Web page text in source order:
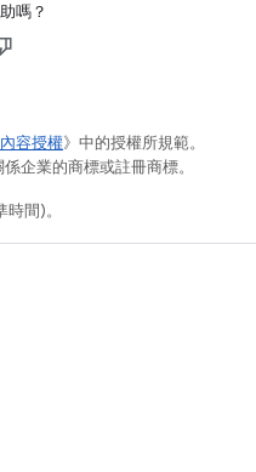
嗎？
內容授權》中的授權所規範。
企業的商標或註冊商標。
間)。